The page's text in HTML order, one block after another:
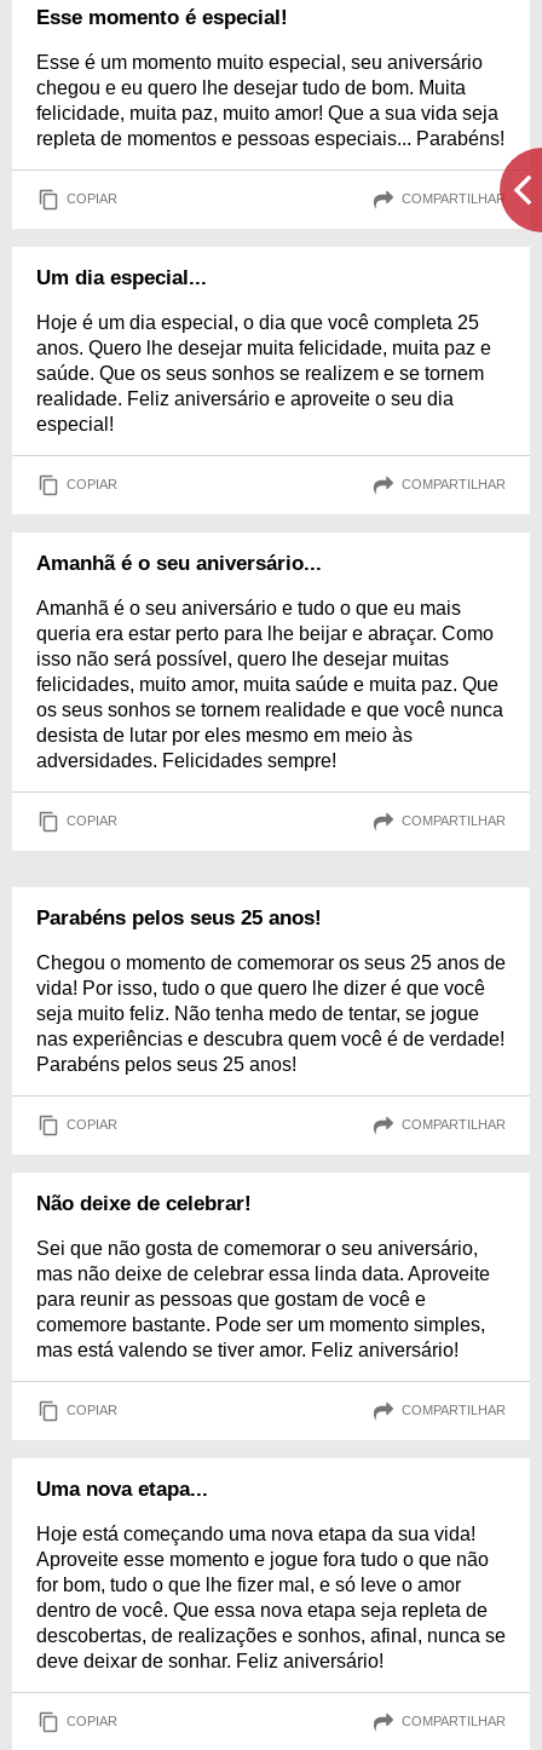
Esse momento é especial!
Esse é um momento muito especial, seu aniversário
chegou e eu quero lhe desejar tudo de bom. Muita
felicidade, muita paz, muito amor! Que a sua vida seja
repleta de momentos e pessoas especiais... Parabéns!
COPIAR COMPARTILHAR
Um dia especial...
Hoje é um dia especial, o dia que você completa 25
anos. Quero lhe desejar muita felicidade, muita paz e
saúde. Que os seus sonhos se realizem e se tornem
realidade. Feliz aniversário e aproveite o seu dia
especial!
COPIAR COMPARTILHAR
Amanhã é o seu aniversário...
Amanhã é o seu aniversário e tudo o que eu mais
queria era estar perto para lhe beijar e abraçar. Como
isso não será possível, quero lhe desejar muitas
felicidades, muito amor, muita saúde e muita paz. Que
os seus sonhos se tornem realidade e que você nunca
desista de lutar por eles mesmo em meio às
adversidades. Felicidades sempre!
COPIAR COMPARTILHAR
Parabéns pelos seus 25 anos!
Chegou o momento de comemorar os seus 25 anos de
vida! Por isso, tudo o que quero lhe dizer é que você
seja muito feliz. Não tenha medo de tentar, se jogue
nas experiências e descubra quem você é de verdade!
Parabéns pelos seus 25 anos!
COPIAR COMPARTILHAR
Não deixe de celebrar!
Sei que não gosta de comemorar o seu aniversário,
mas não deixe de celebrar essa linda data. Aproveite
para reunir as pessoas que gostam de você e
comemore bastante. Pode ser um momento simples,
mas está valendo se tiver amor. Feliz aniversário!
COPIAR COMPARTILHAR
Uma nova etapa...
Hoje está começando uma nova etapa da sua vida!
Aproveite esse momento e jogue fora tudo o que não
for bom, tudo o que lhe fizer mal, e só leve o amor
dentro de você. Que essa nova etapa seja repleta de
descobertas, de realizações e sonhos, afinal, nunca se
deve deixar de sonhar. Feliz aniversário!
COPIAR COMPARTILHAR